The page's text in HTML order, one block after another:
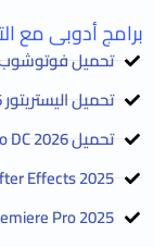
برامج أدوبى مع
تحميل فوتوشوب
تحميل اليستريتور 2026
تحميل Acrobat Pro DC 2026 كامل
Effects 2025
Pro 2025